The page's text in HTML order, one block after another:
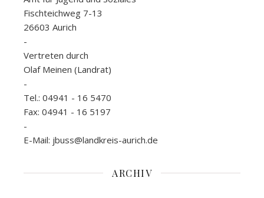
Fischteichweg 7-13
26603 Aurich
-
Vertreten durch
Olaf Meinen (Landrat)
-
Tel.: 04941 - 16 5470
Fax: 04941 - 16 5197
-
E-Mail: jbuss@landkreis-aurich.de
ARCHIV